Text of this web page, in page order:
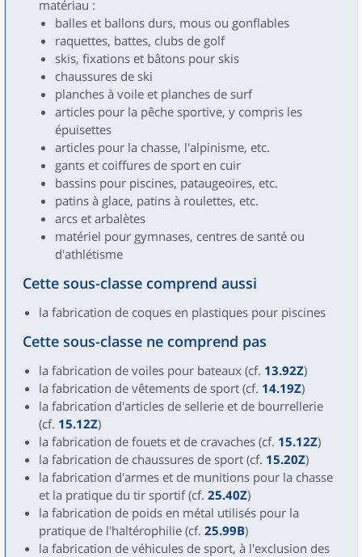
matériau :
balles et ballons durs, mous ou gonflables
raquettes, battes, clubs de golf
skis, fixations et bâtons pour skis
chaussures de ski
planches à voile et planches de surf
articles pour la pêche sportive, y compris les
épuisettes
articles pour la chasse, l'alpinisme, etc.
gants et coiffures de sport en cuir
bassins pour piscines, pataugeoires, etc.
patins à glace, patins à roulettes, etc.
arcs et arbalètes
matériel pour gymnases, centres de santé ou
d'athlétisme
Cette sous-classe comprend aussi
la fabrication de coques en plastiques pour piscines
Cette sous-classe ne comprend pas
la fabrication de voiles pour bateaux (cf. 13.92Z)
la fabrication de vêtements de sport (cf. 14.19Z)
la fabrication d'articles de sellerie et de bourrellerie
(cf. 15.12Z)
la fabrication de fouets et de cravaches (cf. 15.12Z)
la fabrication de chaussures de sport (cf. 15.20Z)
la fabrication d'armes et de munitions pour la chasse
et la pratique du tir sportif (cf. 25.40Z)
la fabrication de poids en métal utilisés pour la
pratique de l'haltérophilie (cf. 25.99B)
la fabrication de véhicules de sport, à l'exclusion des